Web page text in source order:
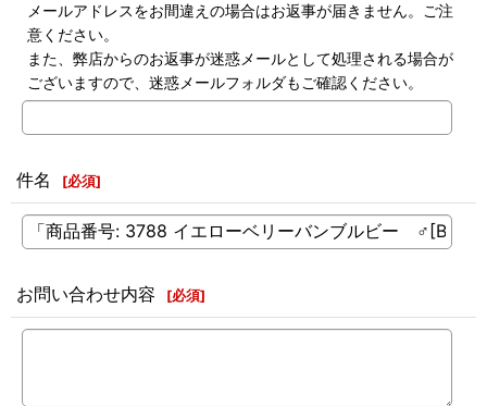
メールアドレスをお間違えの場合はお返事が届きません。ご注
意ください。
また、弊店からのお返事が迷惑メールとして処理される場合が
ございますので、迷惑メールフォルダもご確認ください。
件名 [必須]
お問い合わせ内容 [必須]